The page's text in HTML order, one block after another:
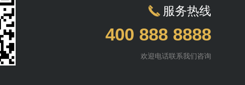
服务热线
400 888 8888
欢迎电话联系我们咨询